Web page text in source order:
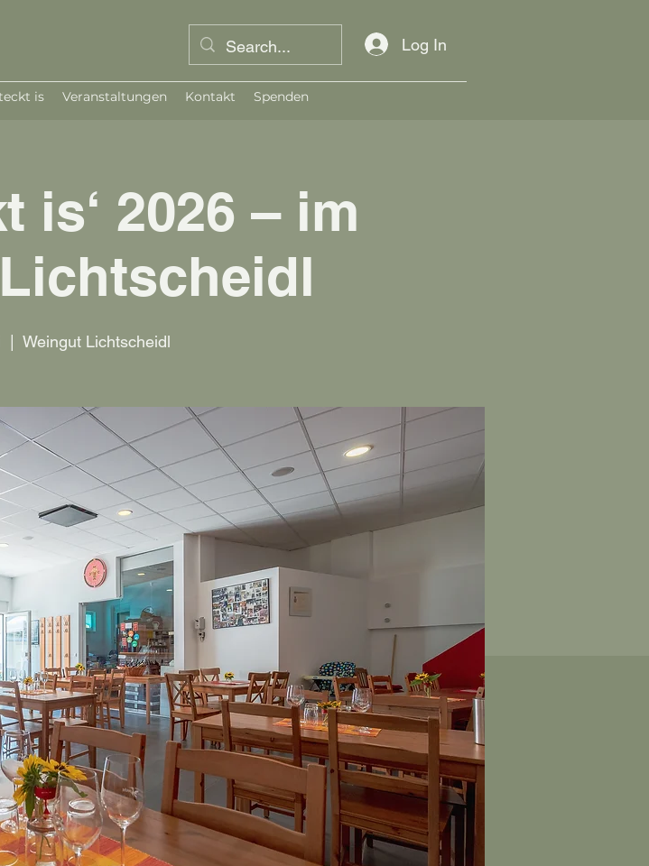
Log In
is Veranstaltungen Kontakt Spenden
is‘ 2026 – im
Weingut Lichtscheidl